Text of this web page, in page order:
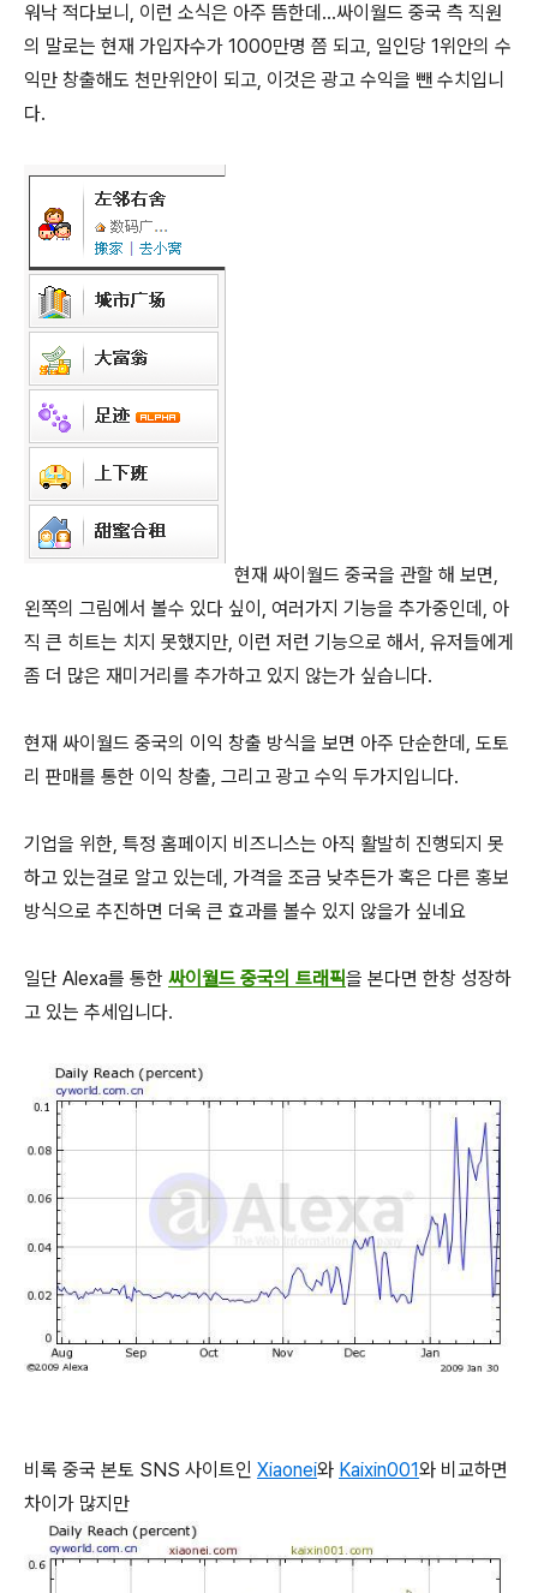
워낙 적다보니, 이런 소식은 아주 뜸한데...싸이월드 중국 측 직원
의 말로는 현재 가입자수가 1000만명 쯤 되고, 일인당 1위안의 수
익만 창출해도 천만위안이 되고, 이것은 광고 수익을 뺀 수치입니
다.
현재 싸이월드 중국을 관할 해 보면,
왼쪽의 그림에서 볼수 있다 싶이, 여러가지 기능을 추가중인데, 아
직 큰 히트는 치지 못했지만, 이런 저런 기능으로 해서, 유저들에게
좀 더 많은 재미거리를 추가하고 있지 않는가 싶습니다.
현재 싸이월드 중국의 이익 창출 방식을 보면 아주 단순한데, 도토
리 판매를 통한 이익 창출, 그리고 광고 수익 두가지입니다.
기업을 위한, 특정 홈페이지 비즈니스는 아직 활발히 진행되지 못
하고 있는걸로 알고 있는데, 가격을 조금 낮추든가 혹은 다른 홍보
방식으로 추진하면 더욱 큰 효과를 볼수 있지 않을가 싶네요
일단 Alexa를 통한 싸이월드 중국의 트래픽을 본다면 한창 성장하
고 있는 추세입니다.
비록 중국 본토 SNS 사이트인 Xiaonei와 Kaixin001와 비교하면
차이가 많지만